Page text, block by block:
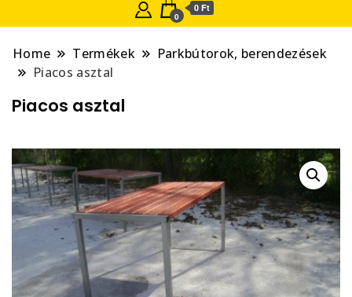
0
0 Ft
Home Termékek
Parkbútorok, berendezések
Piacos asztal
Piacos asztal